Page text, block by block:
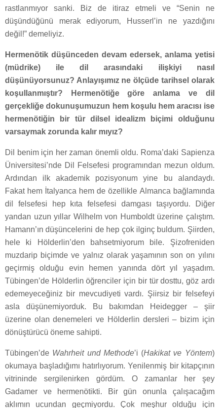
rastlanmıyor sanki. Biz de itiraz etmeli ve “Senin ne
düşündüğünü merak ediyorum, Husserl’in ne yazdığını
değil!” demeliyiz.
Hermenötik düşünceden devam edersek, anlama yetisi
(müdrike) ile dil arasındaki ilişkiyi nasıl
düşünüyorsunuz? Anlayışımız ne ölçüde tarihsel olarak
koşullanmıştır? Hermenötiğe göre anlama ve dil
gerçekliğe dokunuşumuzun hem koşulu hem aracısı ise
hermenötiğin bir tür dilsel idealizm biçimi olduğunu
varsaymak zorunda kalır mıyız?
Dil benim için her zaman önemli oldu. Roma’daki Sapienza
Üniversitesi’nde Dil Felsefesi programından mezun oldum.
Ardından ilk akademik pozisyonum yine bu alandaydı.
Fakat hem İtalyanca hem de özellikle Almanca bağlamında
dil felsefesi hep kıta felsefesi damgası taşıyordu. Diğer
yandan uzun yıllar Wilhelm von Humboldt üzerine çalıştım.
Hamann’ın düşüncelerini de hep çok ilginç buldum. Şiirden,
hele ki Hölderlin’den bahsetmiyorum bile. Şizofreniden
muzdarip biçimde ve yalnız olarak yaşamının son on yılını
geçirmiş olduğu evin hemen yanında dört yıl yaşadım.
Tübingen’de Hölderlin öğrenciler için bir tür dosttu, göz ardı
edemeyeceğiniz bir mevcudiyeti vardı. Şiirsiz bir felsefeyi
asla düşünemiyorduk. Bu bakımdan Heidegger – şiir
üzerine olan denemeleri ve Hölderlin dersleri – bizim için
dönüştürücü öneme sahipti.
Tübingen’de Wahrheit und Methode’i (Hakikat ve Yöntem)
okumaya başladığımı hatırlıyorum. Yenilenmiş bir kitapçının
vitrininde sergilenirken gördüm. O zamanlar her şey
Gadamer ve hermenötikti. Bir gün onunla çalışacağım
aklımın ucundan geçmiyordu. Çok meşhur olduğu için